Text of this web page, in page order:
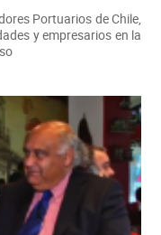
Portuarios de Chile,
y empresarios en la